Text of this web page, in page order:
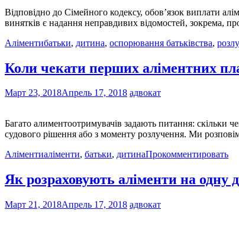
Відповідно до Сімейного кодексу, обов’язок виплати
винятків є надання неправдивих відомостей, зокрема,
Аліментибатьки, дитина, оспорювання батьківства,
Коли чекати перших аліментних
Март 23, 2018Апрель 17, 2018 адвокат
Багато алиментоотримувачів задають питання: скільки
судового рішення або з моменту розлучення. Ми
Аліментиаліменти, батьки, дитинаПрокомментировать
Як розраховують аліменти на одну
Март 21, 2018Апрель 17, 2018 адвокат